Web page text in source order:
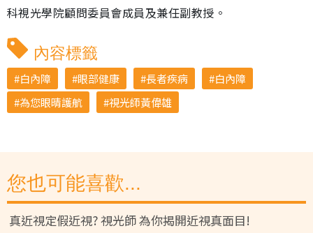
科視光學院顧問委員會成員及兼任副教授。
內容標籤
白內障 眼部健康 長者疾病
白內障
為您眼晴護航
視光師黃偉雄
您也可能喜歡...
真近視定假近視? 視光師 為你揭開近視真面目!